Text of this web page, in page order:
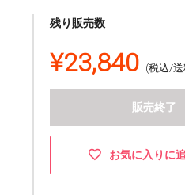
残り販売数
¥23,840 (税込/
販売終了
お気に入りに